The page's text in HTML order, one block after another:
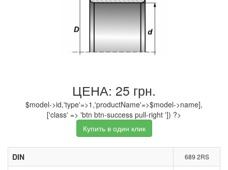
ЦЕНА: 25 грн.
$model->id,'type'=>1,'productName'=>$model->name],
['class' => 'btn btn-success pull-right ']) ?>
Купить в один клик
DIN 689 2RS